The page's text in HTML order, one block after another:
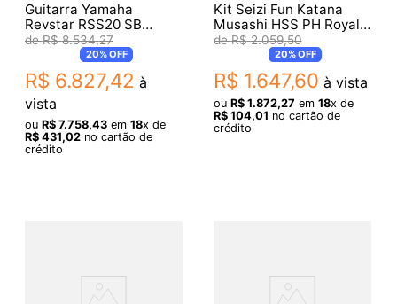
Guitarra Yamaha
Revstar RSS20 SB
Sunset Burst
R$ 8.534,27
20%OFF
R$ 6.827,42 à
vista
ou R$ 7.758,43em 18x de
R$ 431,02no cartão de
crédito
Kit Seizi Fun Katana
Musashi HSS PH Royal
Dark Blue Sparkle
R$ 2.059,50
20%OFF
R$ 1.647,60 à vista
ou R$ 1.872,27 em 18x de
R$ 104,01 no cartão de
crédito